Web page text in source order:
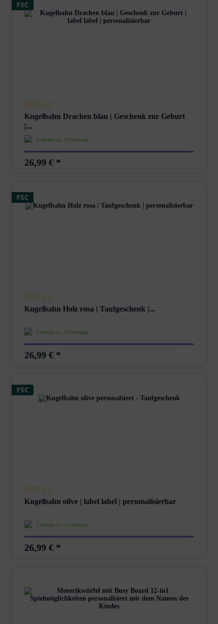
FSC
Kugelbahn Drachen blau | Geschenk zur Geburt
|...
Lieferzeit ca. 2-4 Werktage
26,99 € *
FSC
Kugelbahn Holz rosa | Taufgeschenk |...
Lieferzeit ca. 2-4 Werktage
26,99 € *
FSC
Kugelbahn olive | label label | personalisierbar
Lieferzeit ca. 2-4 Werktage
26,99 € *